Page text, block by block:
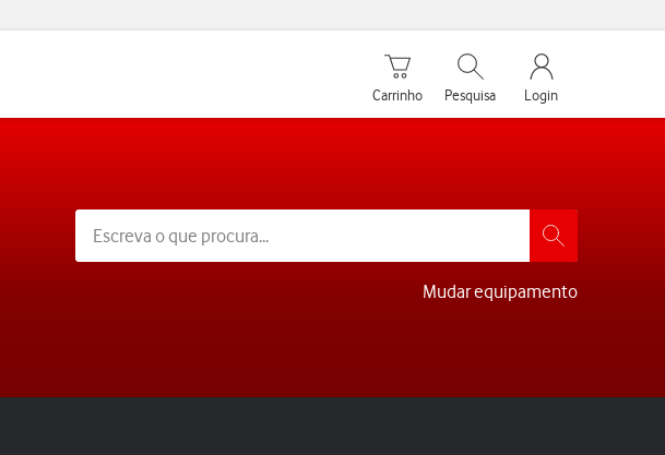
Carrinho de compras
Carrinho
Pesquisar
Pesquisa
My Vodafone
Login
Mudar equipamento